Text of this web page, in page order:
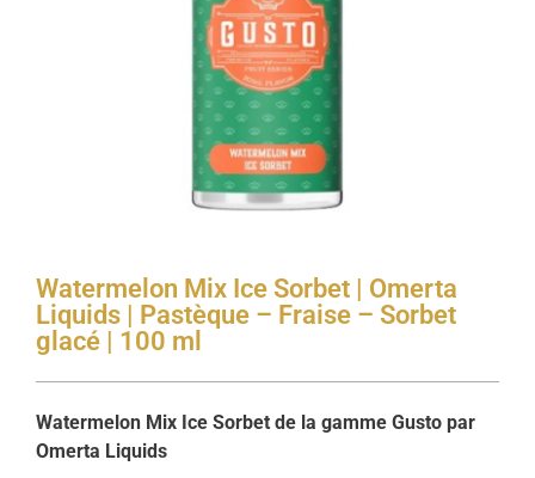
Watermelon Mix Ice Sorbet | Omerta
Liquids | Pastèque – Fraise – Sorbet
glacé | 100 ml
Watermelon Mix Ice Sorbet de la gamme Gusto par
Omerta Liquids